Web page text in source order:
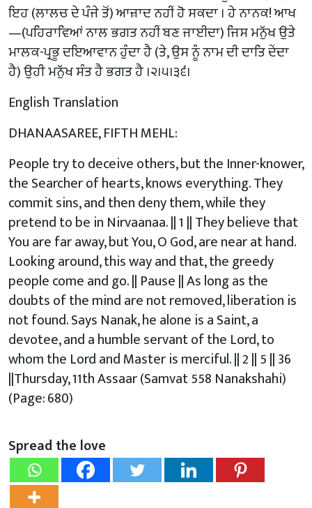
ਇਹ (ਲਾਲਚ ਦੇ ਪੰਜੇ ਤੋਂ) ਆਜ਼ਾਦ ਨਹੀਂ ਹੋ ਸਕਦਾ । ਹੇ ਨਾਨਕ! ਆਖ
—(ਪਹਿਰਾਵਿਆਂ ਨਾਲ ਭਗਤ ਨਹੀਂ ਬਣ ਜਾਈਦਾ) ਜਿਸ ਮਨੁੱਖ ਉਤੇ
ਮਾਲਕ-ਪ੍ਰਭੂ ਦਇਆਵਾਨ ਹੁੰਦਾ ਹੈ (ਤੇ, ਉਸ ਨੂੰ ਨਾਮ ਦੀ ਦਾਤਿ ਦੇਂਦਾ
ਹੈ) ਉਹੀ ਮਨੁੱਖ ਸੰਤ ਹੈ ਭਗਤ ਹੈ ।੨।੫।੩੬।
English Translation
DHANAASAREE, FIFTH MEHL:
People try to deceive others, but the Inner-knower,
the Searcher of hearts, knows everything. They
commit sins, and then deny them, while they
pretend to be in Nirvaanaa. || 1 || They believe that
You are far away, but You, O God, are near at hand.
Looking around, this way and that, the greedy
people come and go. || Pause || As long as the
doubts of the mind are not removed, liberation is
not found. Says Nanak, he alone is a Saint, a
devotee, and a humble servant of the Lord, to
whom the Lord and Master is merciful. || 2 || 5 || 36
||Thursday, 11th Assaar (Samvat 558 Nanakshahi)
(Page: 680)
Spread the love